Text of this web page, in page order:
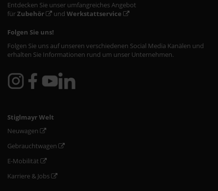
Entdecken Sie unser umfangreiches Angebot
fürZubehör und Werkstattservice
Folgen Sie uns!
Folgen Sie uns auf unseren verschiedenen Social Media Kanälen und
erhalten Sie Informationen rund um unser Unternehmen.
Stiglmayr Welt
Neuwagen
Gebrauchtwagen
E-Mobilität
Karriere & Jobs